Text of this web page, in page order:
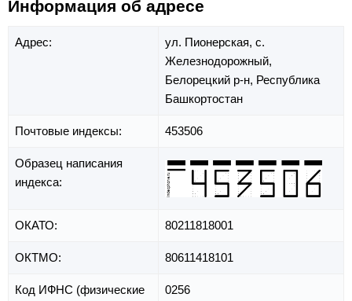
Информация об адресе
Адрес: ул. Пионерская, с.
Железнодорожный,
Белорецкий р-н, Республика
Башкортостан
Почтовые индексы: 453506
Образец написания
индекса:
ОКАТО: 80211818001
ОКТМО: 80611418101
Код ИФНС (физические
0256